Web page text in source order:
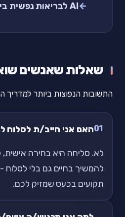
AI לבריאות נפשית בישראל
שאלות שאנשים
התשובות הנפוצות ביותר למדריך
01האם אני חייב/ת לסלוח
לא. סליחה היא בחירה
להמשיך בחיים גם בלי
תקועים בכעס שמזיק לכם.